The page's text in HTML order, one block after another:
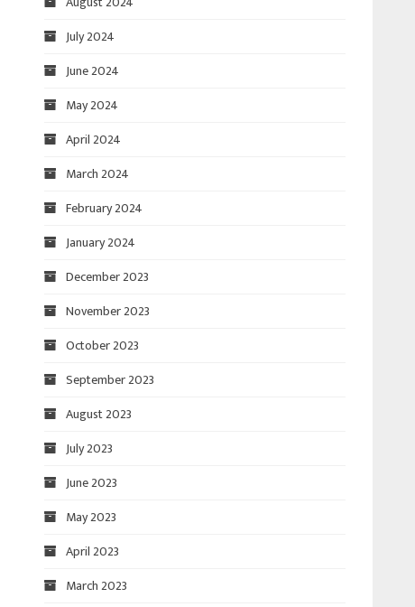
July 2024
June 2024
May 2024
April 2024
March 2024
February 2024
January 2024
December 2023
November 2023
October 2023
September 2023
August 2023
July 2023
June 2023
May 2023
April 2023
March 2023